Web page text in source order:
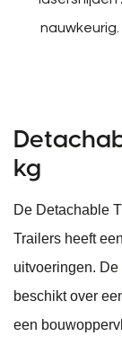
kg
De Detachable
Trailers heeft
uitvoeringen.
beschikt over
een